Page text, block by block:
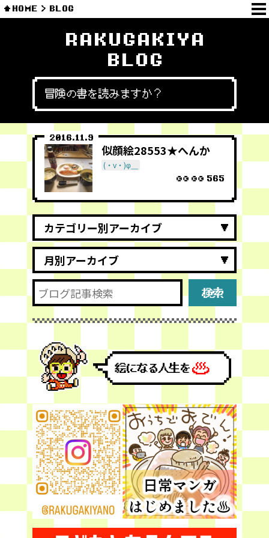
HOME BLOG
RAKUGAKIYA
BLOG
冒険の書を読みますか？
2016.11.9
似顔絵28553★へんか
(・v・)φ＿
565